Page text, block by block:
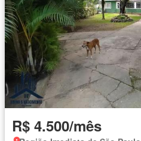
R$ 4.500/mês